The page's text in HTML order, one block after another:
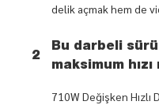
delik açmak hem de
2
Bu darbeli
maksimum
710W Değişken Hızlı